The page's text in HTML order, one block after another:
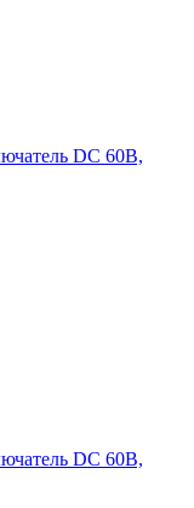
DC 60В,
DC 60В,